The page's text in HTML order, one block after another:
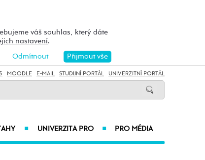
váš souhlas, který dáte
nastavení.
Přijmout vše
Odmítnout
MOODLE E-MAIL STUDIJNÍ PORTÁL UNIVERZITNÍ PORTÁL
■ UNIVERZITA PRO ■ PRO MÉDIA